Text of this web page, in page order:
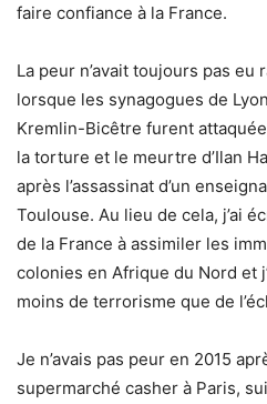
faire confiance à la France.
La peur n’avait toujours pas eu
lorsque les synagogues de
Kremlin-Bicêtre furent
la torture et le meurtre d’Ilan
après l’assassinat d’un
Toulouse. Au lieu de cela, j’ai
de la France à assimiler les
colonies en Afrique du Nord et
moins de terrorisme que de
Je n’avais pas peur en 2015
supermarché casher à Paris,